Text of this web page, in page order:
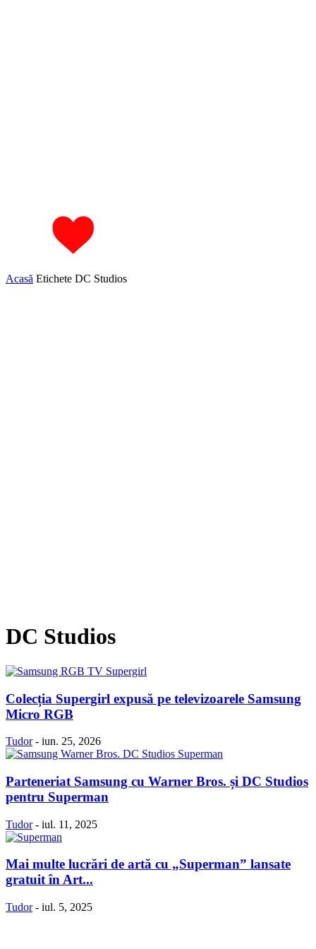
Acasă Etichete DC Studios
DC Studios
Colecția Supergirl expusă pe televizoarele Samsung
Micro RGB
Tudor - iun. 25, 2026
Parteneriat Samsung cu Warner Bros. și DC Studios
pentru Superman
Tudor - iul. 11, 2025
Mai multe lucrări de artă cu „Superman” lansate
gratuit în Art...
Tudor - iul. 5, 2025